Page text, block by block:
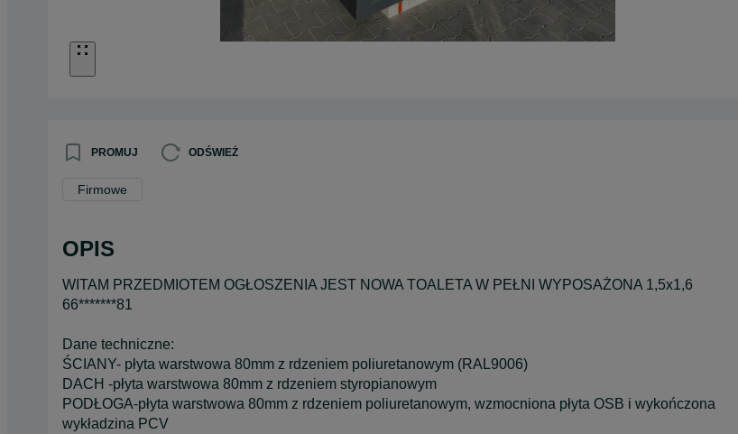
PROMUJ ODŚWIEŻ
Firmowe
OPIS
WITAM PRZEDMIOTEM OGŁOSZENIA JEST NOWA TOALETA W PEŁNI WYPOSAŻONA 1,5x1,6
66*******81
Dane techniczne:
ŚCIANY- płyta warstwowa 80mm z rdzeniem poliuretanowym (RAL9006)
DACH -płyta warstwowa 80mm z rdzeniem styropianowym
PODŁOGA-płyta warstwowa 80mm z rdzeniem poliuretanowym, wzmocniona płyta OSB i wykończona
wykładzina PCV